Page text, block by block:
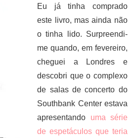
Eu já tinha comprado
este livro, mas ainda não
o tinha lido. Surpreendi-
me quando, em fevereiro,
cheguei a Londres e
descobri que o complexo
de salas de concerto do
Southbank Center estava
apresentando uma série
de espetáculos que teria